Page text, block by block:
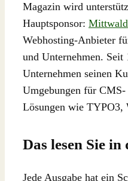
Magazin wird
Hauptsponsor: Mittwald
Webhosting-Anbieter
und Unternehmen. Seit
Unternehmen seinen
Umgebungen für
Lösungen wie TYPO3,
Das lesen Sie in
Jede Ausgabe hat ein